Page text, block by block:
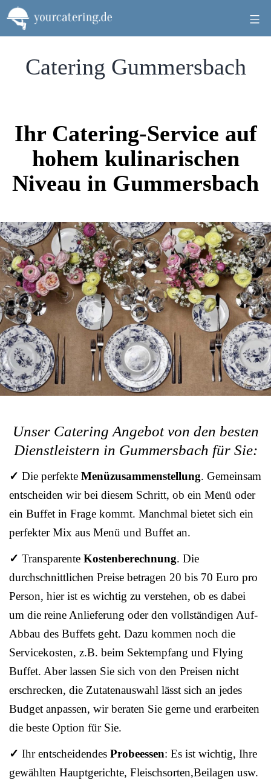
Zum
Inhalt
springen
Catering Gummersbach
Ihr Catering-Service auf
hohem kulinarischen
Niveau in Gummersbach
Unser Catering Angebot von den besten
Dienstleistern in Gummersbach für Sie:
✓ Die perfekte Menüzusammenstellung. Gemeinsam
entscheiden wir bei diesem Schritt, ob ein Menü oder
ein Buffet in Frage kommt. Manchmal bietet sich ein
perfekter Mix aus Menü und Buffet an.
✓ Transparente Kostenberechnung. Die
durchschnittlichen Preise betragen 20 bis 70 Euro pro
Person, hier ist es wichtig zu verstehen, ob es dabei
um die reine Anlieferung oder den vollständigen Auf-
Abbau des Buffets geht. Dazu kommen noch die
Servicekosten, z.B. beim Sektempfang und Flying
Buffet. Aber lassen Sie sich von den Preisen nicht
erschrecken, die Zutatenauswahl lässt sich an jedes
Budget anpassen, wir beraten Sie gerne und erarbeiten
die beste Option für Sie.
✓ Ihr entscheidendes Probeessen: Es ist wichtig, Ihre
gewählten Hauptgerichte, Fleischsorten,Beilagen usw.